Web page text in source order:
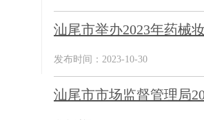
汕尾市举办2023年药械
发布时间：2023-10-30
汕尾市市场监督管理局